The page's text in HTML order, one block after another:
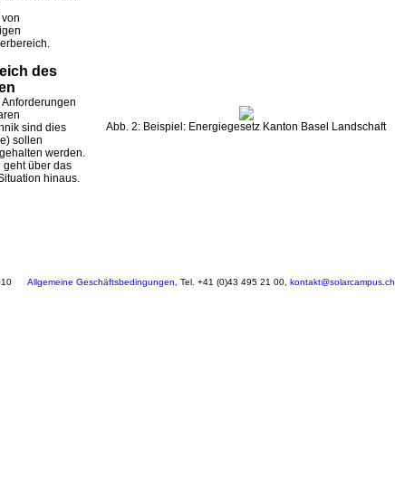
des
sind dies
sollen
werden.
geht über das
hinaus.
Abb. 2: Beispiel: Energiegesetz Kanton Basel Landschaft
Allgemeine Geschäftsbedingungen , Tel. +41 (0)43 495 21 00, kontakt@solarcampus.ch